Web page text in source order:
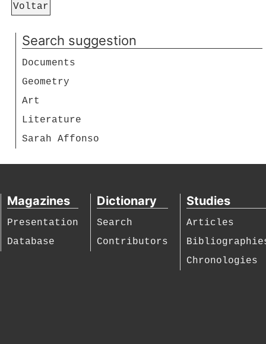
Voltar
Search suggestion
Documents
Geometry
Art
Literature
Sarah Affonso
Magazines
Presentation
Database
Dictionary
Search
Contributors
Studies
Articles
Chronologies